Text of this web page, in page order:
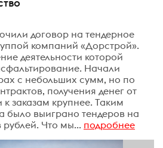
договор на тендерное
компаний «Дорстрой».
деятельности которой
Начали
с небольших сумм, но по
получения денег от
к заказам крупнее. Таким
было выиграно тендеров на
Что мы... подробнее